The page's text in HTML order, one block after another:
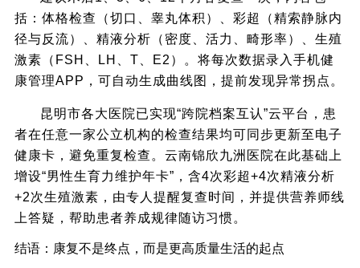
括：体格检查（切口、睾丸体积）、彩超（精索静脉内
径与反流）、精液分析（密度、活力、畸形率）、生殖
激素（FSH、LH、T、E2）。将每次数据录入手机健
康管理APP，可自动生成曲线图，提前发现异常拐点。
昆明市各大医院已实现“跨院档案互认”云平台，患
者在任意一家公立机构的检查结果均可同步更新至电子
健康卡，避免重复检查。云南锦欣九洲医院在此基础上
增设“男性生育力维护年卡”，含4次彩超+4次精液分析
+2次生殖激素，由专人提醒复查时间，并提供营养师线
上答疑，帮助患者养成规律随访习惯。
结语：康复不是终点，而是更高质量生活的起点